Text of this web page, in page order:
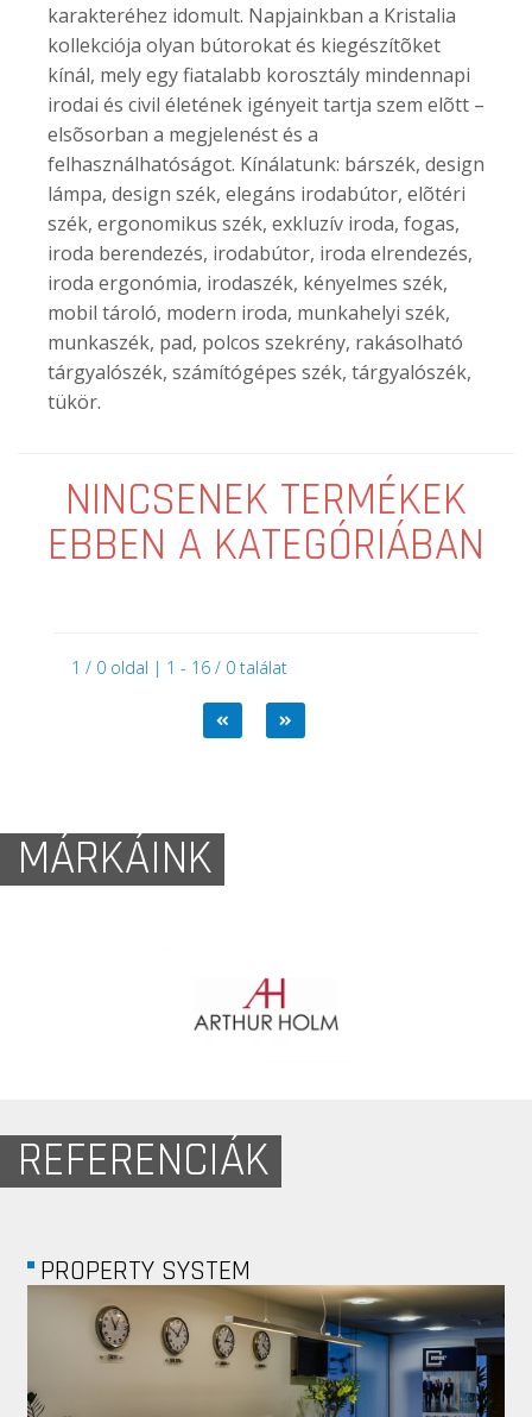
karakteréhez idomult. Napjainkban a Kristalia
kollekciója olyan bútorokat és kiegészítõket
kínál, mely egy fiatalabb korosztály mindennapi
irodai és civil életének igényeit tartja szem elõtt –
elsõsorban a megjelenést és a
felhasználhatóságot. Kínálatunk: bárszék, design
lámpa, design szék, elegáns irodabútor, elõtéri
szék, ergonomikus szék, exkluzív iroda, fogas,
iroda berendezés, irodabútor, iroda elrendezés,
iroda ergonómia, irodaszék, kényelmes szék,
mobil tároló, modern iroda, munkahelyi szék,
munkaszék, pad, polcos szekrény, rakásolható
tárgyalószék, számítógépes szék, tárgyalószék,
tükör.
NINCSENEK TERMÉKEK
EBBEN A KATEGÓRIÁBAN
1 / 0 oldal | 1 - 16 / 0 találat
MÁRKÁINK
REFERENCIÁK
LIGHTWARE